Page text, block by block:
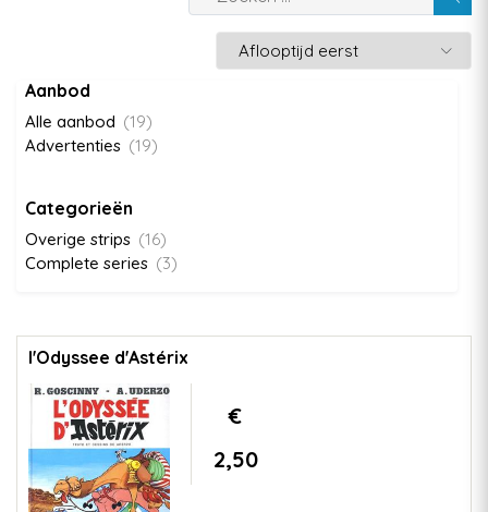
Aanbod
Alle aanbod (19)
Advertenties (19)
Categorieën
Overige strips (16)
Complete series (3)
l'Odyssee d'Astérix
€
2,50